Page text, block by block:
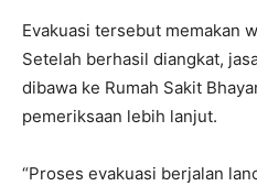
Evakuasi tersebut memakan
Setelah berhasil diangkat,
dibawa ke Rumah Sakit
pemeriksaan lebih lanjut.
“Proses evakuasi berjalan